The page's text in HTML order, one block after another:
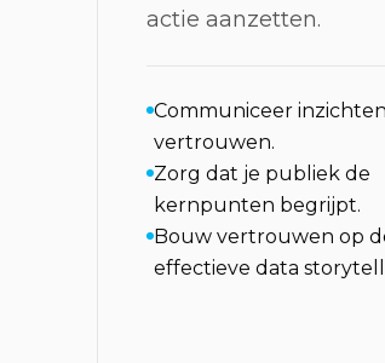
actie aanzetten.
Communiceer
vertrouwen.
Zorg dat je publiek de
kernpunten begrijpt.
Bouw vertrouwen op
effectieve data